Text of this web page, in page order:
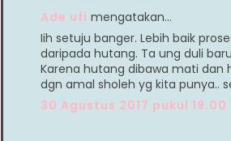
Ade ufi mengatakan…
Iih setuju banger. Lebih baik
daripada hutang. Ta ung duli
Karena hutang dibawa mati dan
dgn amal sholeh yg kita punya..
30 Agustus 2017 pukul 19.00